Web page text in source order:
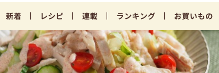
新着 レシピ 連載 ランキング お買いもの